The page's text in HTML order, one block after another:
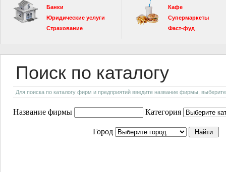
Банки
Юридические услуги
Страхование
Кафе
Супермаркеты
Фаст-фуд
Поиск по каталогу
Для поиска по каталогу фирм и предприятий введите название фирмы, выберите
Название фирмы Категория
Город